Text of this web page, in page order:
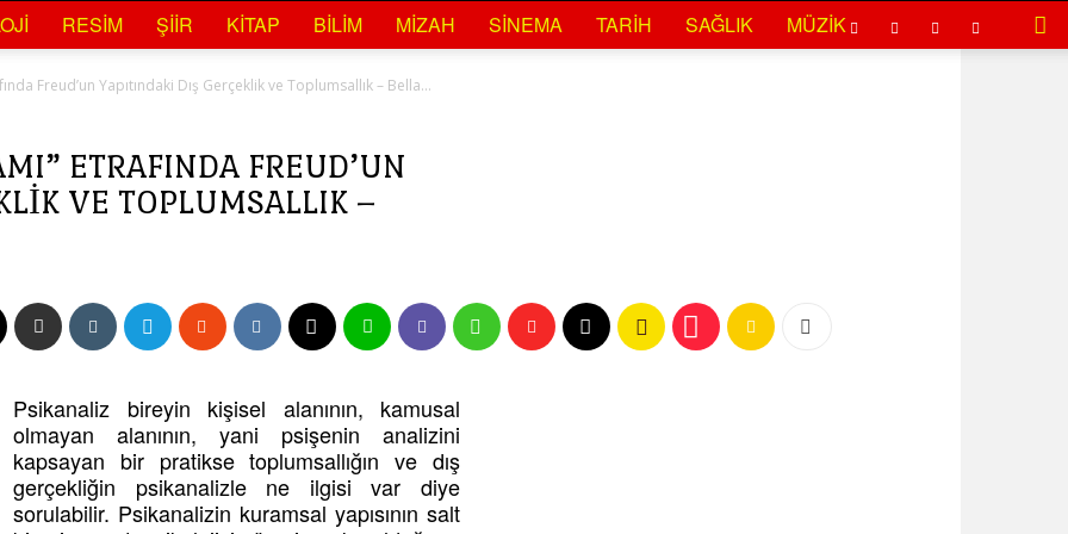
RESIM ŞIIR KITAP BILIM MIZAH SINEMA TARIH SAĞLIK MÜZIK
Freud’un Yapıtındaki Dış Gerçeklik ve Toplumsallık – Bella...
ETRAFINDA FREUD’UN
VE TOPLUMSALLIK –
Psikanaliz bireyin kişisel alanının, kamusal
olmayan alanının, yani psişenin analizini
kapsayan bir pratikse toplumsallığın ve dış
gerçekliğin psikanalizle ne ilgisi var diye
sorulabilir. Psikanalizin kuramsal yapısının salt